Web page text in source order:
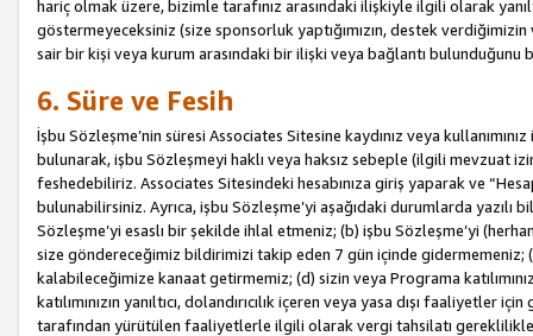
hariç olmak üzere, bizimle tarafınız arasındaki ilişkiyle ilgili olarak
göstermeyeceksiniz (size sponsorluk yaptığımızın, destek
sair bir kişi veya kurum arasındaki bir ilişki veya bağlantı bulunduğunu
6. Süre ve Fesih
İşbu Sözleşme’nin süresi Associates Sitesine kaydınız veya
bulunarak, işbu Sözleşmeyi haklı veya haksız sebeple (ilgili mevzuat
feshedebiliriz. Associates Sitesindeki hesabınıza giriş yaparak ve
bulunabilirsiniz. Ayrıca, işbu Sözleşme’yi aşağıdaki durumlarda yazılı
Sözleşme’yi esaslı bir şekilde ihlal etmeniz; (b) işbu Sözleşme’yi
size göndereceğimiz bildirimizi takip eden 7 gün içinde gidermemeniz;
kalabileceğimize kanaat getirmemiz; (d) sizin veya Programa
katılımınızın yanıltıcı, dolandırıcılık içeren veya yasa dışı
tarafından yürütülen faaliyetlerle ilgili olarak vergi tahsilatı